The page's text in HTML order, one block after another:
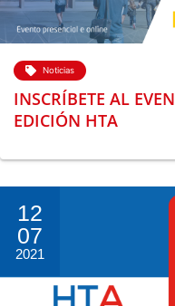
Noticias
INSCRÍBETE AL
EDICIÓN HTA
12
07
2021